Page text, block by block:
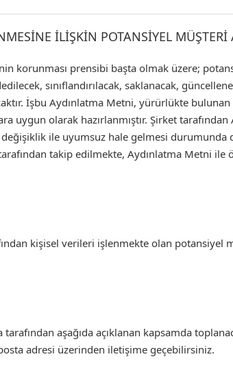
İLİŞKİN POTANSİYEL
korunması prensibi başta olmak üzere;
sınıflandırılacak, saklanacak,
İşbu Aydınlatma Metni, yürürlükte
olarak hazırlanmıştır. Şirket
ile uyumsuz hale gelmesi
takip edilmekte, Aydınlatma Metni
kişisel verileri işlenmekte olan
aşağıda açıklanan kapsamda
adresi üzerinden iletişime geçebilirsiniz.